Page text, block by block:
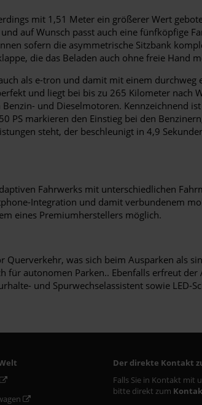
mit 1,51 Meter ein größerer Wert
auf Wunsch passt auch eine fünfköpfige
sofern die asymmetrische Sitzbank
die das Beladen auch ohne freie Hand
als e-tron und damit mit einem durchweg
und liegt bei bis zu 265 Kilometer nach
und Dieselmotoren. Kennzeichnend
markieren den Einstieg bei den
steht, der beschleunigt in 4,9
Fahrwerks mit unterschiedlichen
Integration und damit verbundenem
eines Premiumherstellers möglich.
was sich beim Ausparken als
für autonomen Parken.. Ebenfalls erfreut
und Spurwechselassistent sowie LED-
Der direkte Kontakt
Falls Sie in Kontakt mit
bitte direkt zum